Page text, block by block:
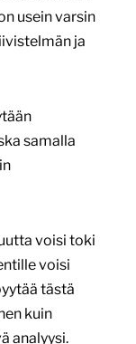
usein varsin
ja
samalla
voisi toki
voisi
tästä
kuin
analyysi.